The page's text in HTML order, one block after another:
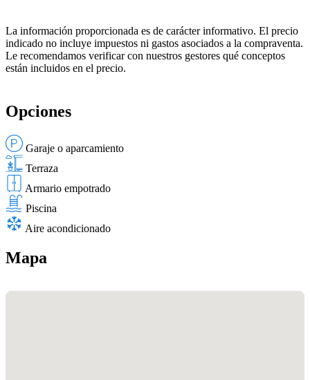
La información proporcionada es de carácter informativo. El precio
indicado no incluye impuestos ni gastos asociados a la compraventa.
Le recomendamos verificar con nuestros gestores qué conceptos
están incluidos en el precio.
Opciones
Garaje o aparcamiento
Terraza
Armario empotrado
Piscina
Aire acondicionado
Mapa